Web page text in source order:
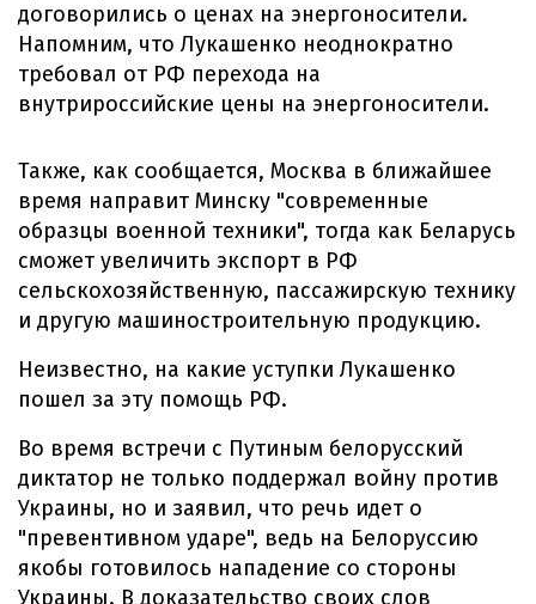
договорились о ценах на энергоносители.
Напомним, что Лукашенко неоднократно
требовал от РФ перехода на
внутрироссийские цены на энергоносители.
Также, как сообщается, Москва в ближайшее
время направит Минску "современные
образцы военной техники", тогда как Беларусь
сможет увеличить экспорт в РФ
сельскохозяйственную, пассажирскую технику
и другую машиностроительную продукцию.
Неизвестно, на какие уступки Лукашенко
пошел за эту помощь РФ.
Во время встречи с Путиным белорусский
диктатор не только поддержал войну против
Украины, но и заявил, что речь идет о
"превентивном ударе", ведь на Белоруссию
якобы готовилось нападение со стороны
Украины. В доказательство своих слов